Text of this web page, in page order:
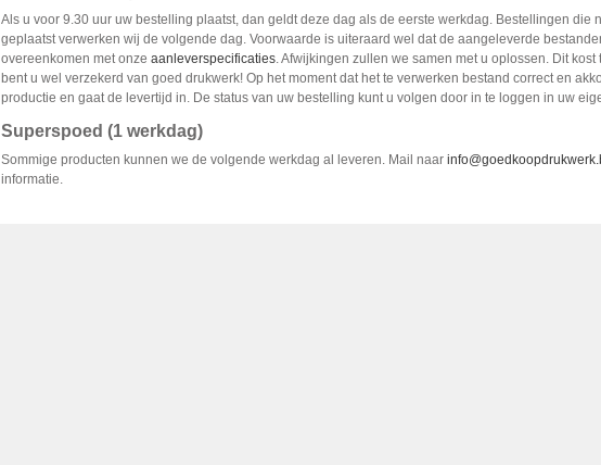
Als u voor 9.30 uur uw bestelling plaatst, dan geldt deze dag als de eerste werkdag. Bestellingen die
geplaatst verwerken wij de volgende dag. Voorwaarde is uiteraard wel dat de aangeleverde
overeenkomen met onze aanleverspecificaties. Afwijkingen zullen we samen met u oplossen. Dit kost
bent u wel verzekerd van goed drukwerk! Op het moment dat het te verwerken bestand correct en
productie en gaat de levertijd in. De status van uw bestelling kunt u volgen door in te loggen in uw
Superspoed (1 werkdag)
Sommige producten kunnen we de volgende werkdag al leveren. Mail naar
informatie.